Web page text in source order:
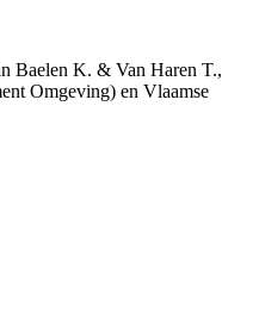
Baelen K. & Van Haren T.,
Omgeving) en Vlaamse